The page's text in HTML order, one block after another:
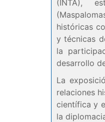
(INTA),
históricas
y técnicas
la
desarrollo
La
relaciones
científica y
la